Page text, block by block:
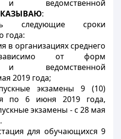
и ведомственной
:
следующие сроки
года:
в организациях среднего
от форм
и ведомственной
2019 года;
экзамены 9 (10)
по 6 июня 2019 года,
экзамены - с 28 мая
для обучающихся 9